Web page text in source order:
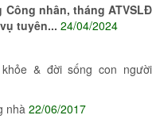
nhân, tháng ATVSLĐ
tuyên... 24/04/2024
& đời sống con người
nhà 22/06/2017